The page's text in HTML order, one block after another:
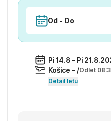
Od - Do
Pi 14.8 - Pi
Košice - /Odlet
Detail letu